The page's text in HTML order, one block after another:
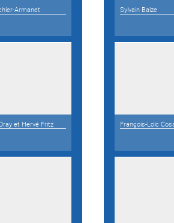
Armanet
et Hervé Fritz
Sylvain Baize
François-Loïc